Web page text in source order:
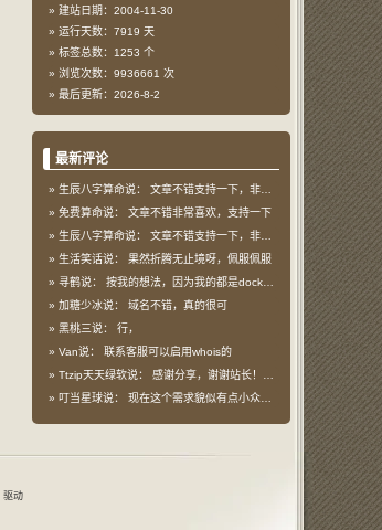
建站日期：2004-11-30
运行天数：7919 天
标签总数：1253 个
浏览次数：9936661 次
最后更新：2026-8-2
最新评论
生辰八字算命说： 文章不错支持一下，非常喜欢
免费算命说： 文章不错非常喜欢，支持一下
生辰八字算命说： 文章不错支持一下，非常喜欢
生活笑话说： 果然折腾无止境呀，佩服佩服
寻鹤说： 按我的想法，因为我的都是docker容器…
加糖少冰说： 域名不错，真的很可
黑桃三说： 行，
Van说： 联系客服可以启用whois的
Ttzip天天绿软说： 感谢分享，谢谢站长！！已收藏
叮当星球说： 现在这个需求貌似有点小众，不过工具类我也…
驱动